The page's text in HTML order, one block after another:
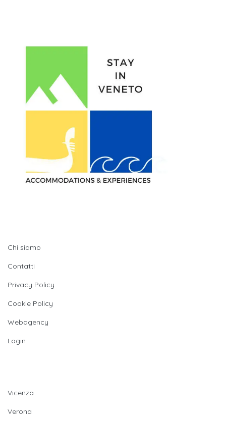
Chi siamo
Contatti
Privacy Policy
Cookie Policy
Webagency
Login
Vicenza
Verona